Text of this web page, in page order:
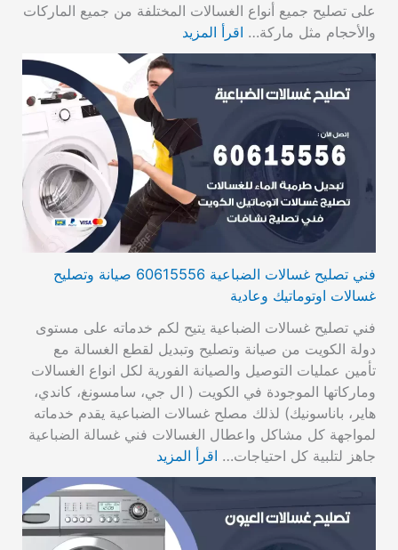
على تصليح جميع أنواع الغسالات المختلفة من جميع الماركات
والأحجام مثل ماركة… اقرأ المزيد
فني تصليح غسالات الضباعية 60615556 صيانة وتصليح
غسالات اوتوماتيك وعادية
فني تصليح غسالات الضباعية يتيح لكم خدماته على مستوى
دولة الكويت من صيانة وتصليح وتبديل لقطع الغسالة مع
تأمين عمليات التوصيل والصيانة الفورية لكل انواع الغسالات
وماركاتها الموجودة في الكويت ( ال جي، سامسونغ، كاندي،
هاير، باناسونيك) لذلك مصلح غسالات الضباعية يقدم خدماته
لمواجهة كل مشاكل واعطال الغسالات فني غسالة الضباعية
جاهز لتلبية كل احتياجات… اقرأ المزيد